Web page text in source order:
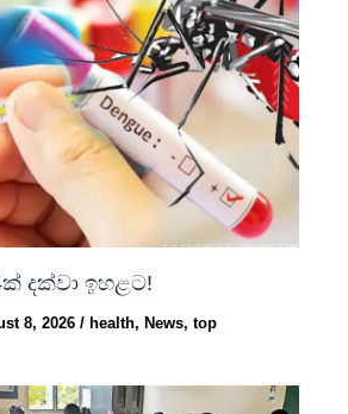
දක්වා ඉහළට!
8, 2026/ health, News,top